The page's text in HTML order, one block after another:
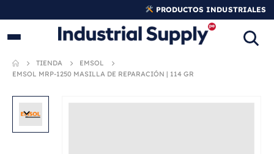
PRODUCTOS INDUSTRIALES
ORIGINALES
TIENDA
EMSOL
EMSOL MRP-1250 MASILLA DE REPARACIÓN | 114 GR